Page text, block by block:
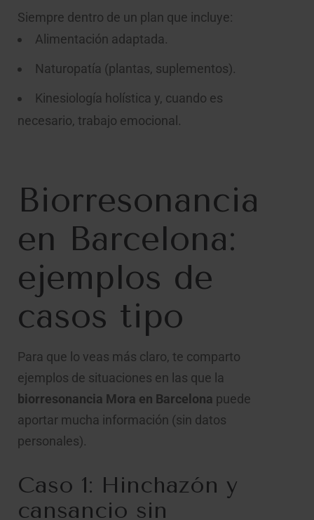
Siempre dentro de un plan que incluye:
Alimentación adaptada.
Naturopatía (plantas, suplementos).
Kinesiología holística y, cuando es
necesario, trabajo emocional.
Biorresonancia
en Barcelona:
ejemplos de
casos tipo
Para que lo veas más claro, te comparto
ejemplos de situaciones en las que la
biorresonancia Mora en Barcelona puede
aportar mucha información (sin datos
personales).
Caso 1: Hinchazón y
cansancio sin